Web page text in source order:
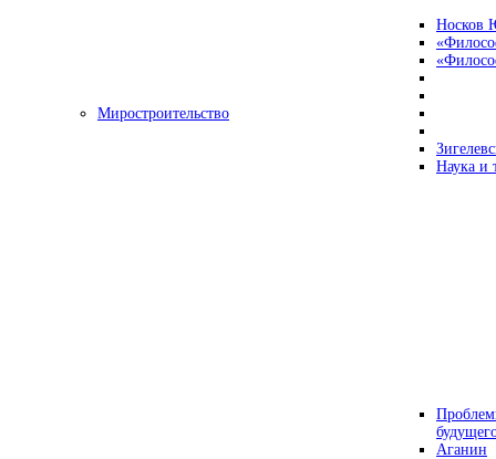
Носков
Миростроительство
Наука и
Аганин